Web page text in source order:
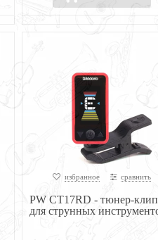
избранное сравнить
PW CT17RD - тюнер-
для струнных